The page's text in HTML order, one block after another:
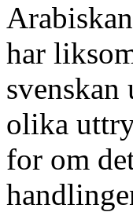
har
olika
for om